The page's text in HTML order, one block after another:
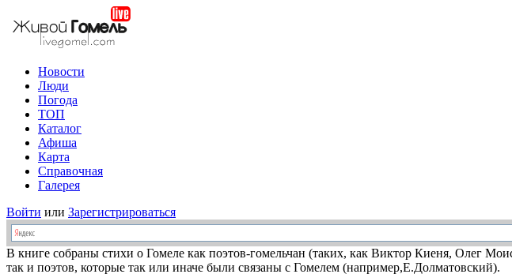
Новости
Люди
Погода
ТОП
Каталог
Афиша
Карта
Справочная
Галерея
Войти или Зарегистрироваться
В книге собраны стихи о Гомеле как поэтов-гомельчан (таких, как Виктор Киеня, Олег
так и поэтов, которые так или иначе были связаны с Гомелем (например,Е.Долматовский).